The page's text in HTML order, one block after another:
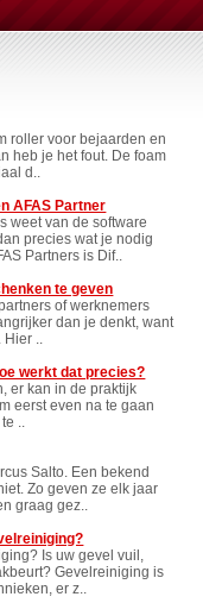
roller voor bejaarden en
heb je het fout. De foam
d..
AFAS Partner
weet van de software
precies wat je nodig
Partners is Dif..
te geven
of werknemers
dan je denkt, want
Hier ..
werkt dat precies?
er kan in de praktijk
eerst even na te gaan
..
Salto. Een bekend
Zo geven ze elk jaar
graag gez..
Is uw gevel vuil,
Gevelreiniging is
er z..